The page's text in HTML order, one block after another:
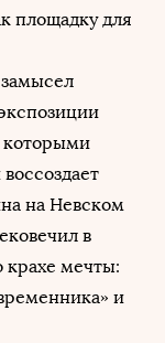
площадку для
которыми
на Невском
в
крахе мечты:
и